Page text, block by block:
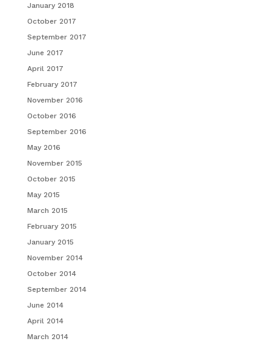
January 2018
October 2017
September 2017
June 2017
April 2017
February 2017
November 2016
October 2016
September 2016
May 2016
November 2015
October 2015
May 2015
March 2015
February 2015
January 2015
November 2014
October 2014
September 2014
June 2014
April 2014
March 2014